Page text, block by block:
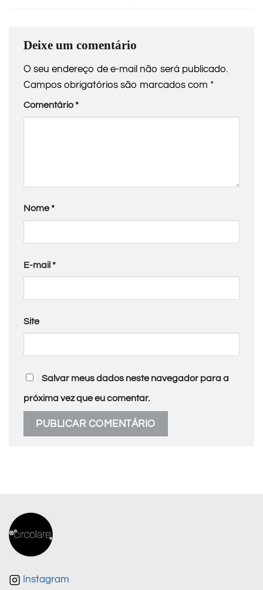
Deixe um comentário
O seu endereço de e-mail não será publicado.
Campos obrigatórios são marcados com *
Comentário*
Nome*
E-mail*
Site
Salvar meus dados neste navegador para a
próxima vez que eu comentar.
Instagram